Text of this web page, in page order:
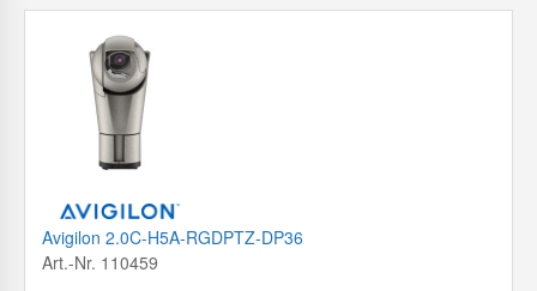
Avigilon 2.0C-H5A-RGDPTZ-DP36
Art.-Nr. 110459